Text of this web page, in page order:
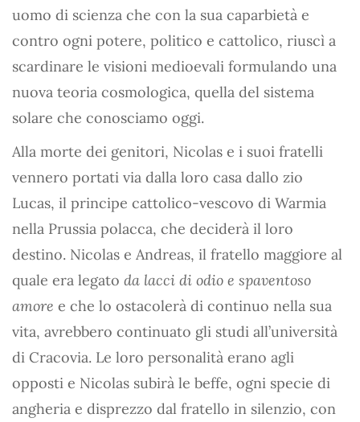
uomo di scienza che con la sua caparbietà e
contro ogni potere, politico e cattolico, riuscì a
scardinare le visioni medioevali formulando una
nuova teoria cosmologica, quella del sistema
solare che conosciamo oggi.
Alla morte dei genitori, Nicolas e i suoi fratelli
vennero portati via dalla loro casa dallo zio
Lucas, il principe cattolico-vescovo di Warmia
nella Prussia polacca, che deciderà il loro
destino. Nicolas e Andreas, il fratello maggiore al
quale era legato da lacci di odio e spaventoso
amore e che lo ostacolerà di continuo nella sua
vita, avrebbero continuato gli studi all’università
di Cracovia. Le loro personalità erano agli
opposti e Nicolas subirà le beffe, ogni specie di
angheria e disprezzo dal fratello in silenzio, con